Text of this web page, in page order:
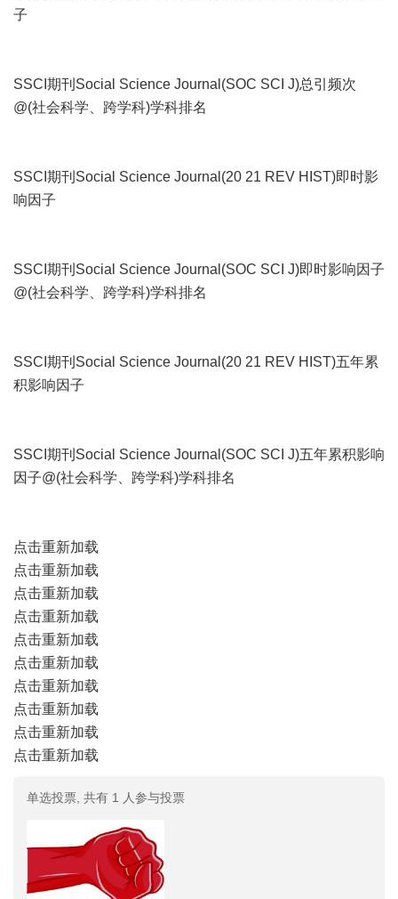
子
SSCI期刊Social Science Journal(SOC SCI J)总引频次
@(社会科学、跨学科)学科排名
SSCI期刊Social Science Journal(20 21 REV HIST)即时影
响因子
SSCI期刊Social Science Journal(SOC SCI J)即时影响因子
@(社会科学、跨学科)学科排名
SSCI期刊Social Science Journal(20 21 REV HIST)五年累
积影响因子
SSCI期刊Social Science Journal(SOC SCI J)五年累积影响
因子@(社会科学、跨学科)学科排名
点击重新加载
点击重新加载
点击重新加载
点击重新加载
点击重新加载
点击重新加载
点击重新加载
点击重新加载
点击重新加载
点击重新加载
单选投票, 共有 1 人参与投票